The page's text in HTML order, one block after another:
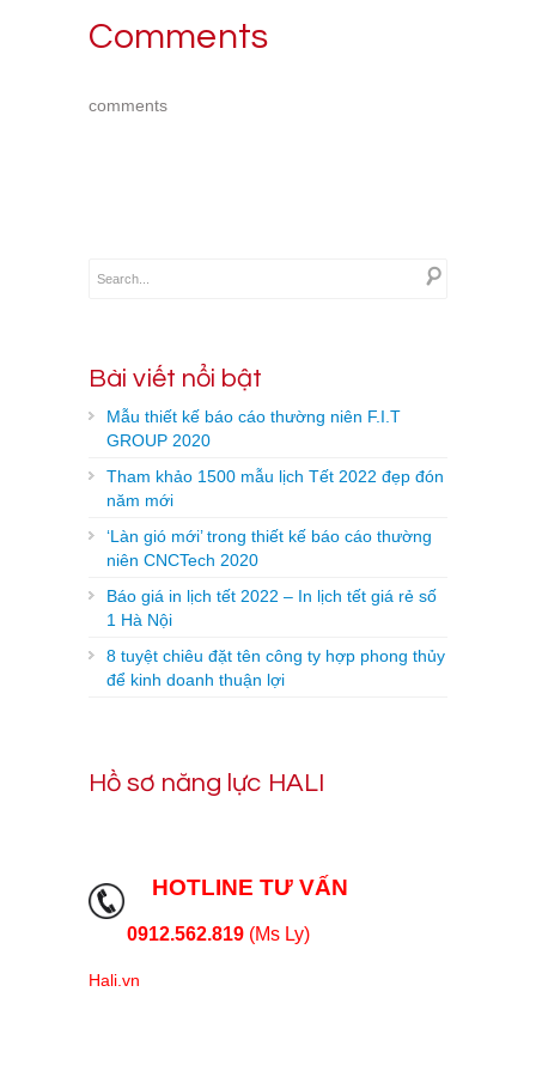
Comments
comments
Bài viết nổi bật
Mẫu thiết kế báo cáo thường niên F.I.T
GROUP 2020
Tham khảo 1500 mẫu lịch Tết 2022 đẹp đón
năm mới
‘Làn gió mới’ trong thiết kế báo cáo thường
niên CNCTech 2020
Báo giá in lịch tết 2022 – In lịch tết giá rẻ số
1 Hà Nội
8 tuyệt chiêu đặt tên công ty hợp phong thủy
để kinh doanh thuận lợi
Hồ sơ năng lực HALI
HOTLINE TƯ VẤN
0912.562.819 (Ms Ly)
Hali.vn